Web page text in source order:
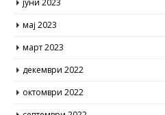
јуни 2023
мај 2023
март 2023
декември 2022
октомври 2022